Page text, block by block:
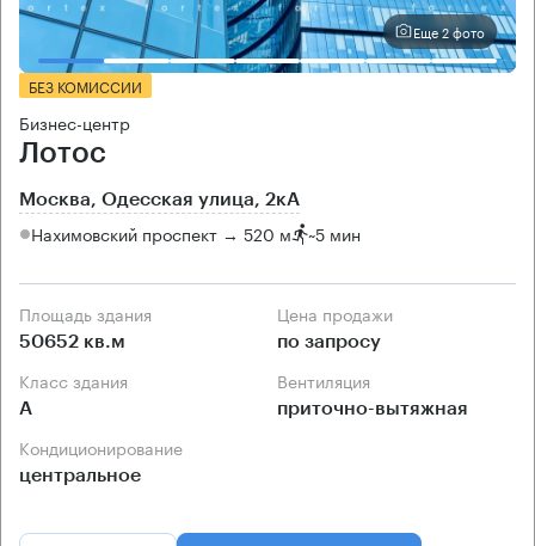
Еще 2 фото
БЕЗ КОМИССИИ
Бизнес-центр
Лотос
Москва, Одесская улица, 2кА
Нахимовский проспект → 520 м ~5 мин
Площадь здания
50652 кв.м
Цена продажи
по запросу
Класс здания
А
Вентиляция
приточно-вытяжная
Кондиционирование
центральное